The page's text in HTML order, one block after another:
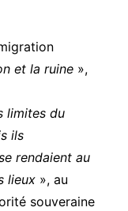
et la ruine »,
limites du
ils
rendaient au
lieux », au
souveraine